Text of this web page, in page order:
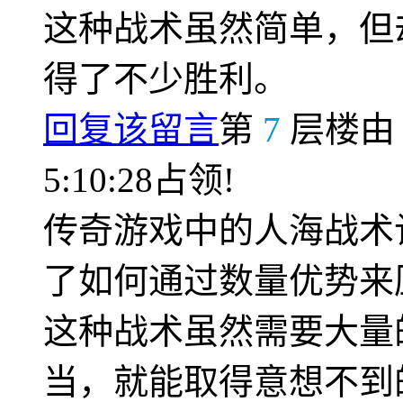
这种战术虽然简单，
得了不少胜利。
回复该留言第 7 层楼由
5:10:28占领!
传奇游戏中的人海战
了如何通过数量优势
这种战术虽然需要大
当，就能取得意想不